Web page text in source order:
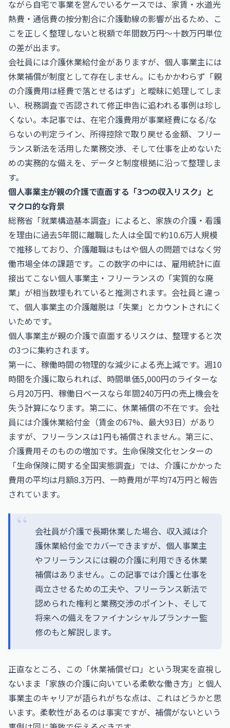
ながら自宅で事業を営んでいるケースでは、家賃・水道光
熱費・通信費の按分割合に介護動線の影響が出るため、こ
こを正しく整理しないと税額で年間数万円〜十数万円単位
の差が出ます。
会社員には介護休業給付金がありますが、個人事業主には
休業補償が制度として存在しません。にもかかわらず「親
の介護費用は経費で落とせるはず」と曖昧に処理してしま
い、税務調査で否認されて修正申告に追われる事例は珍し
くない。本記事では、在宅介護費用が事業経費になる/な
らないの判定ライン、所得控除で取り戻せる金額、フリー
ランス新法を活用した業務交渉、そして仕事を止めないた
めの実務的な備えを、データと制度根拠に沿って整理しま
す。
個人事業主が親の介護で直面する「3つの収入リスク」と
マクロ的な背景
総務省「就業構造基本調査」によると、家族の介護・看護
を理由に過去5年間に離職した人は全国で約10.6万人規模
で推移しており、介護離職はもはや個人の問題ではなく労
働市場全体の課題です。この数字の中には、雇用統計に直
接出てこない個人事業主・フリーランスの「実質的な廃
業」が相当数埋もれていると推測されます。会社員と違っ
て、個人事業主の介護離脱は「失業」とカウントされにく
いためです。
個人事業主が親の介護で直面するリスクは、整理すると次
の3つに集約されます。
第一に、稼働時間の物理的な減少による売上減です。週10
時間を介護に取られれば、時間単価5,000円のライターな
ら月20万円、稼働日ベースなら年間240万円の売上機会を
失う計算になります。第二に、休業補償の不在です。会社
員には介護休業給付金（賃金の67%、最大93日）があり
ますが、フリーランスは1円も補償されません。第三に、
介護費用そのものの増加です。生命保険文化センターの
「生命保険に関する全国実態調査」では、介護にかかった
費用の平均は月額8.3万円、一時費用が平均74万円と報告
されています。
会社員が介護で長期休業した場合、収入減は介
護休業給付金でカバーできますが、個人事業主
やフリーランスには親の介護に利用できる休業
補償はありません。この記事では介護と仕事を
両立させるための工夫や、フリーランス新法で
認められた権利と業務交渉のポイント、そして
将来への備えをファイナンシャルプランナー監
修のもと解説します。
正直なところ、この「休業補償ゼロ」という現実を直視し
ないまま「家族の介護に向いている柔軟な働き方」と個人
事業主のキャリアが語られがちな点は、これはどうかと思
います。柔軟性があるのは事実ですが、補償がないという